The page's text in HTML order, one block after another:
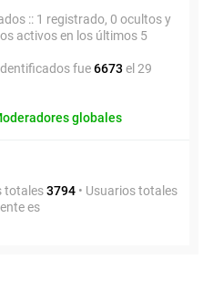
:: 1 registrado, 0 ocultos y
activos en los últimos 5
fue6673 el 29
globales
totales3794 • Usuarios totales
es